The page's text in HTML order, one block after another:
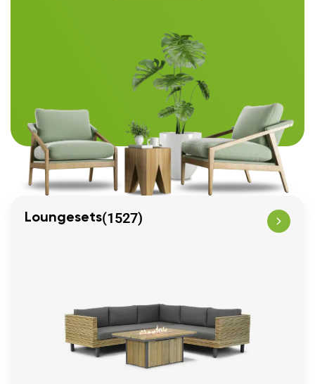
Loungesets(1527)